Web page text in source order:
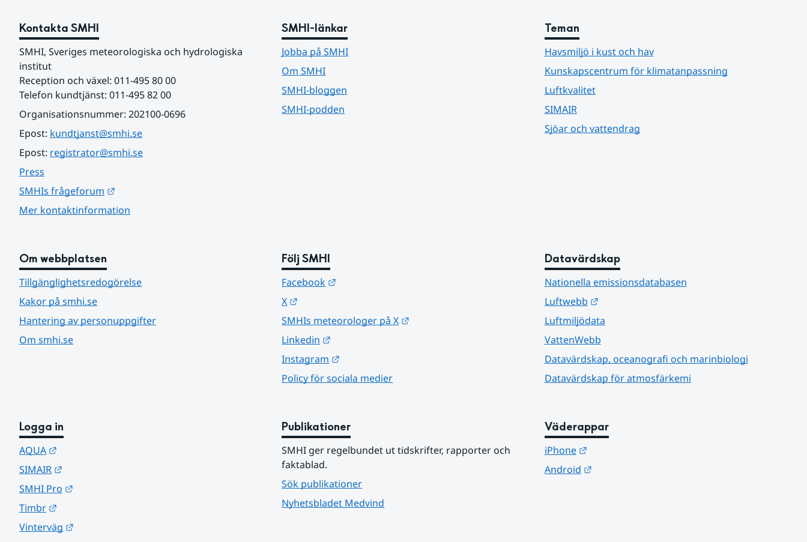
Kontakta SMHI
SMHI, Sveriges meteorologiska och hydrologiska
institut
Reception och växel: 011-495 80 00
Telefon kundtjänst: 011-495 82 00
Organisationsnummer: 202100-0696
Epost: kundtjanst@smhi.se
Epost: registrator@smhi.se
Press
SMHIs frågeforum
Mer kontaktinformation
SMHI-länkar
Jobba på SMHI
Om SMHI
SMHI-bloggen
SMHI-podden
Teman
Havsmiljö i kust och hav
Kunskapscentrum för klimatanpassning
Luftkvalitet
SIMAIR
Sjöar och vattendrag
Om webbplatsen
Tillgänglighetsredogörelse
Kakor på smhi.se
Hantering av personuppgifter
Om smhi.se
Följ SMHI
Facebook
X
SMHIs meteorologer på X
Linkedin
Instagram
Policy för sociala medier
Datavärdskap
Nationella emissionsdatabasen
Luftwebb
Länk till annan webbplats.
Luftmiljödata
VattenWebb
Datavärdskap, oceanografi och marinbiologi
Datavärdskap för atmosfärkemi
Logga in
AQUA
SIMAIR
SMHI Pro
Timbr
Vinterväg
Publikationer
SMHI ger regelbundet ut tidskrifter, rapporter och
faktablad.
Sök publikationer
Nyhetsbladet Medvind
Väderappar
iPhone
Länk till annan webbplats.
Android
Länk till annan webbplats.